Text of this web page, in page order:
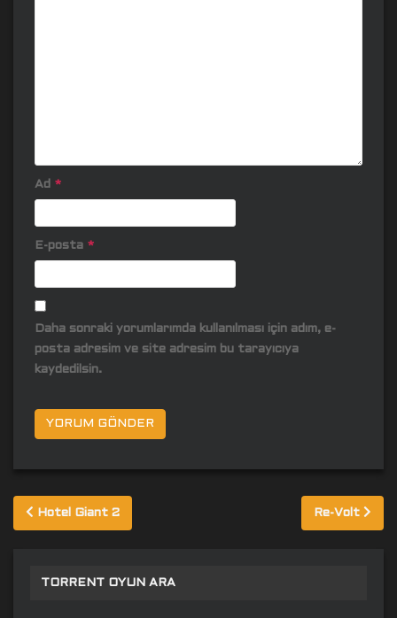
Ad *
E-posta *
Daha sonraki yorumlarımda kullanılması için adım, e-
posta adresim ve site adresim bu tarayıcıya
kaydedilsin.
Yazı
gezinmesi
Hotel Giant 2 Re-Volt
TORRENT OYUN ARA